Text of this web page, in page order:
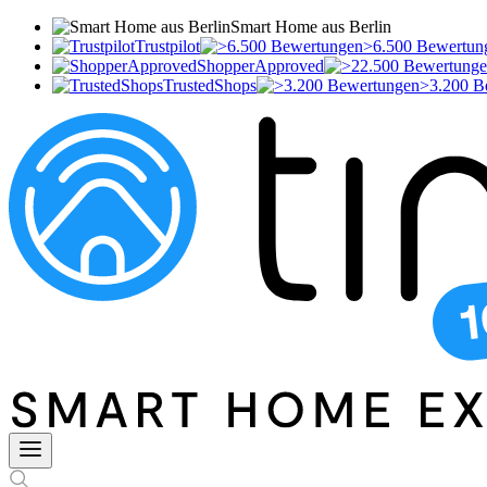
Smart Home aus Berlin
Trustpilot
>6.500
ShopperApproved
TrustedShops
>3.200